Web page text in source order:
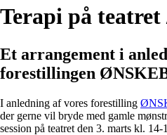
Terapi på teatret
Et arrangement i
forestillingen
I anledning af vores forestilling
der gerne vil bryde med gamle
session på teatret den 3. marts kl. 14-